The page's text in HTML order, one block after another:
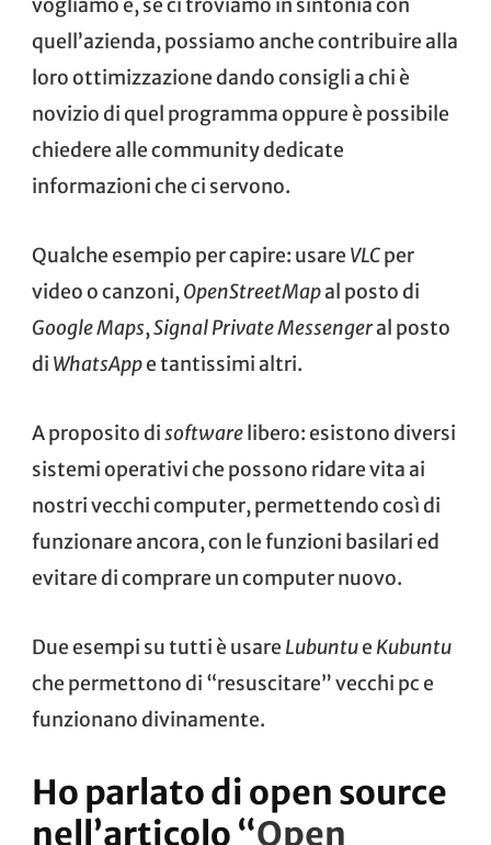
vogliamo e, se ci troviamo in sintonia con
quell’azienda, possiamo anche contribuire alla
loro ottimizzazione dando consigli a chi è
novizio di quel programma oppure è possibile
chiedere alle community dedicate
informazioni che ci servono.
Qualche esempio per capire: usare VLCper
video o canzoni,OpenStreetMapal posto di
Google Maps,Signal Private Messengeral posto
di WhatsAppe tantissimi altri.
A proposito disoftware libero: esistono diversi
sistemi operativi che possono ridare vita ai
nostri vecchi computer, permettendo così di
funzionare ancora, con le funzioni basilari ed
evitare di comprare un computer nuovo.
Due esempi su tutti è usare Lubuntue Kubuntu
che permettono di “resuscitare” vecchi pc e
funzionano divinamente.
Ho parlato di open source
nell’articolo “Open